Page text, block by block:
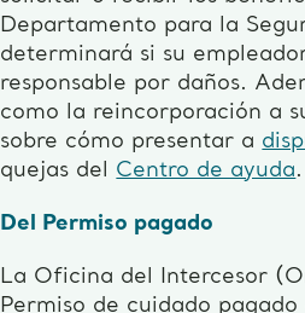
Departamento para la
determinará si su
responsable por daños.
como la reincorporación a
sobre cómo presentar a
quejas del Centro de ayuda.
Del Permiso pagado
La Oficina del Intercesor
Permiso de cuidado